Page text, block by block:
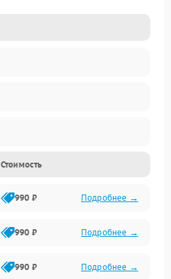
Стоимость
990 ₽ Подробнее →
990 ₽ Подробнее →
990 ₽ Подробнее →